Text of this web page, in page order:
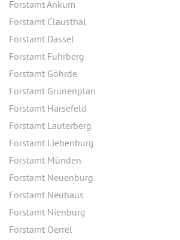
Forstamt Ankum
Forstamt Clausthal
Forstamt Dassel
Forstamt Fuhrberg
Forstamt Göhrde
Forstamt Grünenplan
Forstamt Harsefeld
Forstamt Lauterberg
Forstamt Liebenburg
Forstamt Münden
Forstamt Neuenburg
Forstamt Neuhaus
Forstamt Nienburg
Forstamt Oerrel